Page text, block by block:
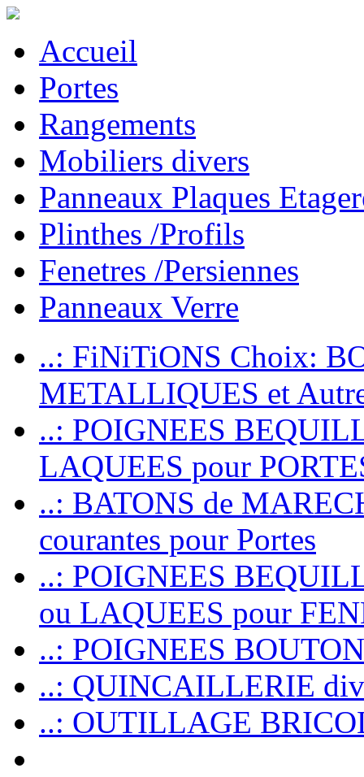
Accueil
Portes
Rangements
Mobiliers divers
Panneaux Plaques
Plinthes /Profils
Fenetres /Persiennes
Panneaux Verre
..: FiNiTiONS Choix:
METALLIQUES et
..: POIGNEES
LAQUEES pour
..: BATONS de
courantes pour Portes
..: POIGNEES
ou LAQUEES pour
..: POIGNEES
..: QUINCAILLERIE
..: OUTILLAGE